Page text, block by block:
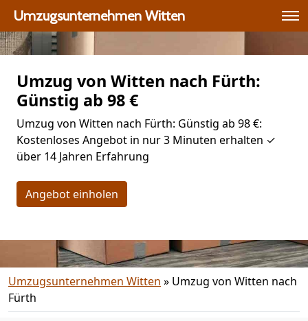
Umzugsunternehmen Witten
Umzug von Witten nach Fürth:
Günstig ab 98 €
Umzug von Witten nach Fürth: Günstig ab 98 €:
Kostenloses Angebot in nur 3 Minuten erhalten ✓
über 14 Jahren Erfahrung
Angebot einholen
Umzugsunternehmen Witten » Umzug von Witten nach
Fürth